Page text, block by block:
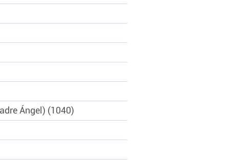
Ángel) 1040